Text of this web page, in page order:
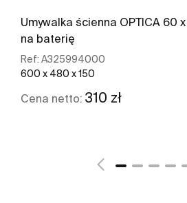
Umywalka ścienna OPTICA 60
na baterię
Ref: A325994000
600 x 480 x 150
Cena netto: 310 zł